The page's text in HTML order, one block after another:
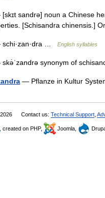
sandrə] noun a Chinese
[Schisandra chinensis.]
… English syllables
synonym of
— Pflanze in Kultur
Contact us: Technical Support
, created on PHP, Joomla,